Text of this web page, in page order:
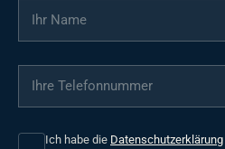
Ihr Name
Ihre Telefonnummer
Ich habe die Datenschutzerklärung